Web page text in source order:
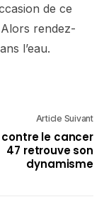
de ce
rendez-
l’eau.
Article Suivant
contre le cancer
47 retrouve son
dynamisme